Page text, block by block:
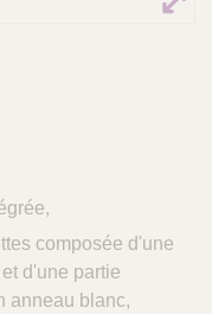
composée d'une
d'une partie
anneau blanc,